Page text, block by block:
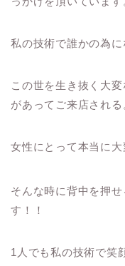
私の技術で誰かの為に
この世を生き抜く大
があってご来店される
女性にとって本当に大
そんな時に背中を押せ
す！！
1人でも私の技術で笑